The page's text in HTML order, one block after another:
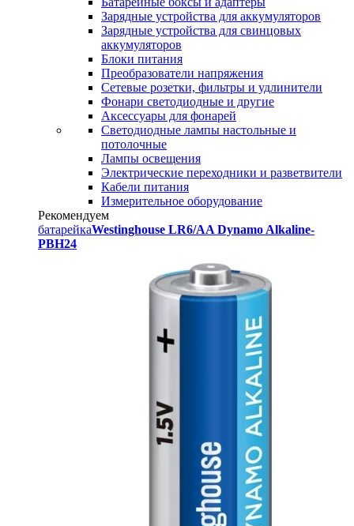
Зарядные устройства для аккумуляторов
Зарядные устройства для свинцовых
аккумуляторов
Блоки питания
Преобразователи напряжения
Сетевые розетки, фильтры и удлинители
Фонари светодиодные и другие
Аксессуары для фонарей
Светодиодные лампы настольные и
потолочные
Лампы освещения
Электрические переходники и разветвители
Кабели питания
Измерительное оборудование
Рекомендуем
батарейкаWestinghouse LR6/AA Dynamo Alkaline-
PBH24